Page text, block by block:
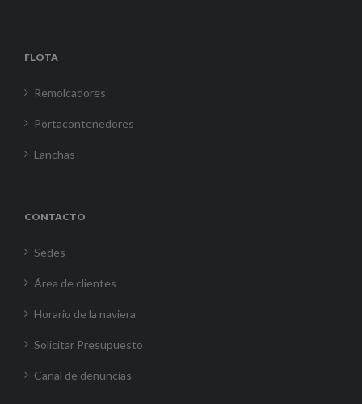
FLOTA
Remolcadores
Portacontenedores
Lanchas
CONTACTO
Sedes
Área de clientes
Horario de la naviera
Solicitar Presupuesto
Canal de denuncias